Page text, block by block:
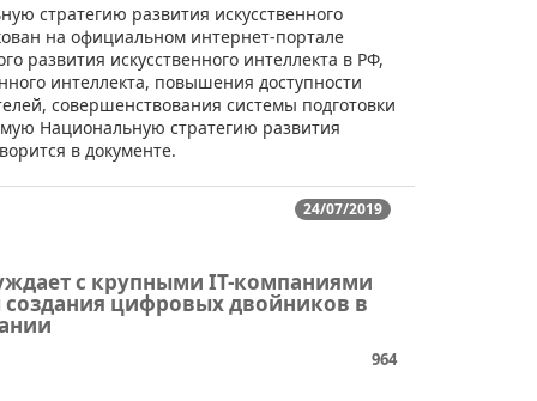
стратегию развития искусственного
на официальном интернет-портале
развития искусственного интеллекта в РФ,
интеллекта, повышения доступности
совершенствования системы подготовки
Национальную стратегию развития
в документе.
24/07/2019
с крупными IT-компаниями
цифровых двойников в
964